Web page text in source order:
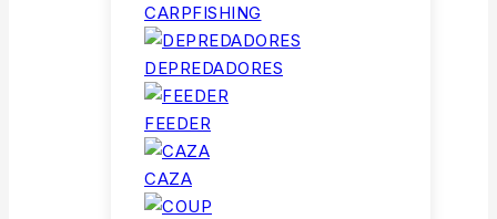
CARPFISHING
DEPREDADORES
FEEDER
CAZA